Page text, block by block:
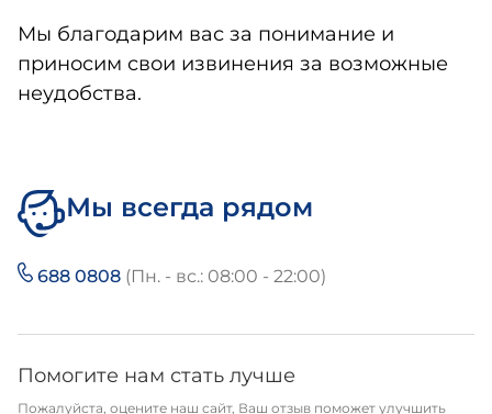
Мы благодарим вас за понимание и
приносим свои извинения за возможные
неудобства.
Мы всегда рядом
688 0808 (Пн. - вс.: 08:00 - 22:00)
Помогите нам стать лучше
Пожалуйста, оцените наш сайт, Ваш отзыв поможет улучшить